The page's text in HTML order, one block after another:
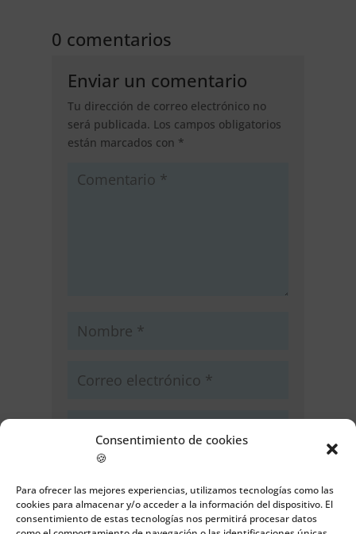
Consentimiento de cookies
🍪
Para ofrecer las mejores experiencias, utilizamos tecnologías como las
cookies para almacenar y/o acceder a la información del dispositivo. El
consentimiento de estas tecnologías nos permitirá procesar datos
0 comentarios
Enviar un comentario
Tu dirección de correo electrónico no
será publicada. Los campos obligatorios
están marcados con *
electrónico y web en este navegador
para la próxima vez que comente.